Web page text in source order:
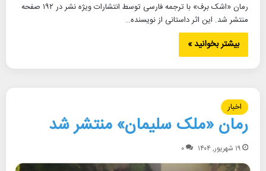
رمان «اشک برف» با ترجمه فارسی توسط انتشارات ویژه نشر در ۱۹۲ صفحه
منتشر شد. این اثر داستانی از نویسنده…
بیشتر بخوانید »
اخبار
رمان «ملک سلیمان» منتشر شد
۱۹ شهریور, ۱۴۰۴ ۰